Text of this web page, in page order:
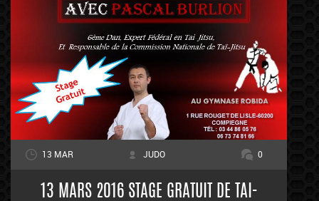
13 MAR JUDO 0
13 MARS 2016 STAGE GRATUIT DE TAI-